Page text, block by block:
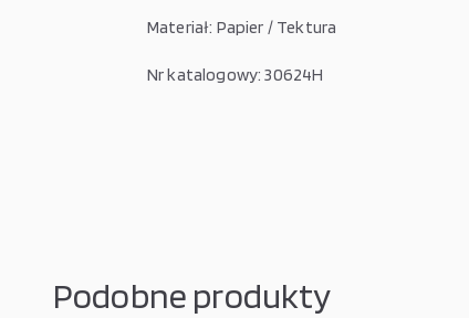
Materiał: Papier / Tektura
Nr katalogowy: 30624H
Podobne produkty